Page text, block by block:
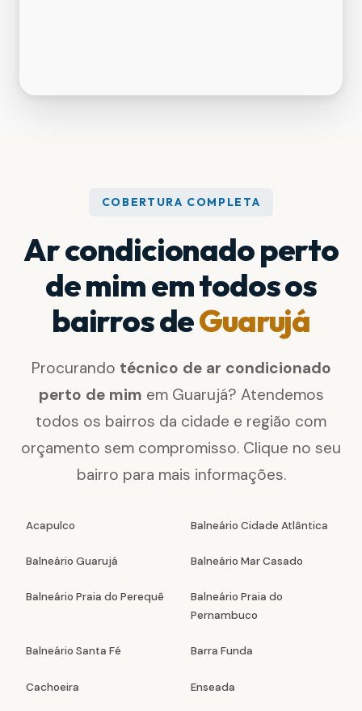
COBERTURA COMPLETA
Ar condicionado perto
de mim em todos os
bairros deGuarujá
Procurando técnico de ar condicionado
perto de mim em Guarujá? Atendemos
todos os bairros da cidade e região com
orçamento sem compromisso. Clique no seu
bairro para mais informações.
Acapulco Balneário Cidade Atlântica
Balneário Guarujá Balneário Mar Casado
Balneário Praia do Perequê
Balneário Praia do
Pernambuco
Balneário Santa Fé Barra Funda
Cachoeira Enseada